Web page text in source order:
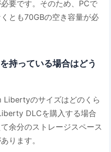
要です。そのため、PCで
とも70GBの空き容量が必
持っている場合はどう
のサイズはどのくら
DLCを購入する場合
余分のストレージスペース
ります。